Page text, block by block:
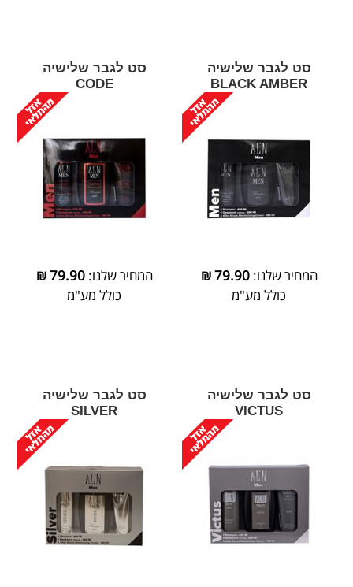
סט לגבר שלישיה
BLACK AMBER
המחיר שלנו:79.90
₪
כולל מע"מ
סט לגבר שלישיה
CODE
המחיר שלנו:79.90
₪
כולל מע"מ
סט לגבר שלישיה
VICTUS
סט לגבר שלישיה
SILVER